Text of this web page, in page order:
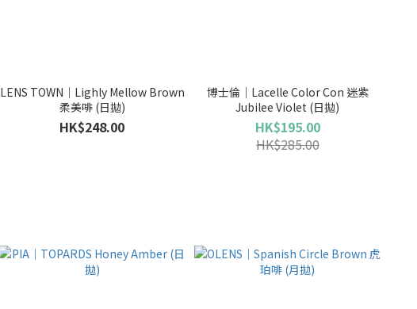
LENS TOWN｜Lighly Mellow Brown
柔美啡 (日拋)
HK$248.00
博士倫｜Lacelle Color Con 迷紫
Jubilee Violet (日拋)
HK$195.00
HK$285.00